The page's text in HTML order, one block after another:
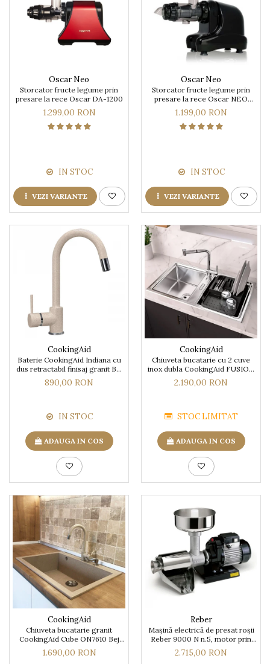
chiuvete
Accesorii chiuvete bucatarie
Gratar protectie chiuveta
Tocatoare lemn si sticla
Sisteme de scurgere si cleme
Tavita scurgere vase/legume/fructe
Dispenser detergent
Rasnite de cafea
Roboti de bucatarie
Espressoare cafea
Aparate de gatit-aragazuri
Seturi Electrocasnice
Sonerii electrice
Construieste singur
Oscar Neo
Storcator fructe legume prin
presare la rece Oscar DA-1200
1.299,00 RON
IN STOC
VEZI VARIANTE
Oscar Neo
Storcator fructe legume prin
presare la rece Oscar NEO
DA1000
1.199,00 RON
IN STOC
VEZI VARIANTE
CookingAid
Baterie CookingAid Indiana cu
dus retractabil finisaj granit Bej
Pigmentat / Avena
890,00 RON
IN STOC
ADAUGA IN COS
CookingAid
Chiuveta bucatarie cu 2 cuve
inox dubla CookingAid FUSION
86BB
2.190,00 RON
STOC LIMITAT
ADAUGA IN COS
CookingAid
Chiuveta bucatarie granit
CookingAid Cube ON7610 Bej
Pigmentat / Avena + accesorii
montaj
1.690,00 RON
Reber
Mașină electrică de presat roşii
Reber 9000 N n.5, motor prin
inducție de 600W, producție
pana la 350kg/h
2.715,00 RON